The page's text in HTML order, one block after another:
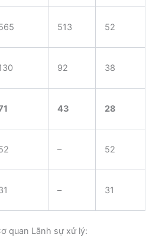
513 52
92 38
43 28
– 52
– 31
quan Lãnh sự xử lý: